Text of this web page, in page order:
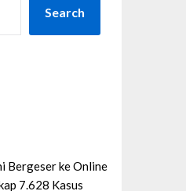
Search
Bergeser ke Online
7.628 Kasus